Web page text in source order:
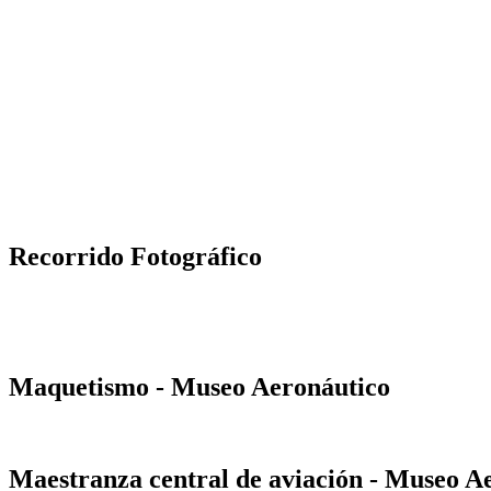
Recorrido Fotográfico
Maquetismo - Museo Aeronáutico
Maestranza central de aviación - Museo